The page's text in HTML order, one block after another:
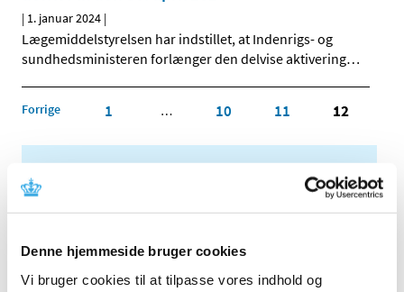
Denne hjemmeside bruger cookies
Vi bruger cookies til at tilpasse vores indhold og
| 1. januar 2024 |
Lægemiddelstyrelsen har indstillet, at Indenrigs- og
sundhedsministeren forlænger den delvise aktivering…
Forrige 1 … 10 11 12
2025 (158)
2024 (224)